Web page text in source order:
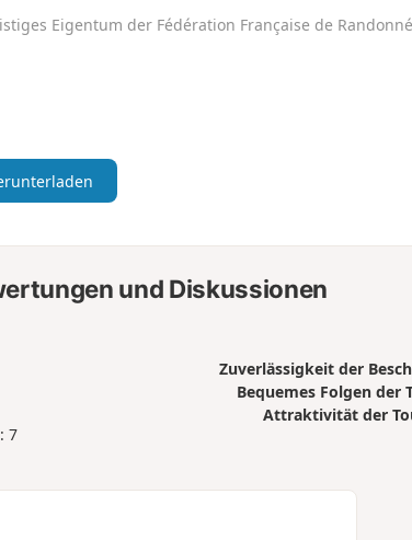
Eigentum der Fédération Française de
und Diskussionen
7
Zuverlässigkeit der
Bequemes Folgen der
Attraktivität der